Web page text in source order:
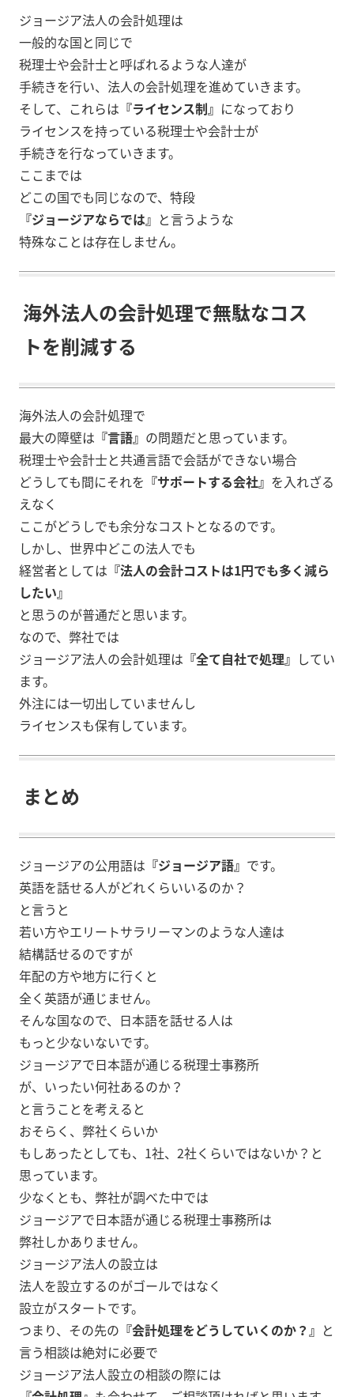
ジョージア法人の会計処理は
一般的な国と同じで
税理士や会計士と呼ばれるような人達が
手続きを行い、法人の会計処理を進めていきます。
そして、これらは 『ライセンス制』 になっており
ライセンスを持っている税理士や会計士が
手続きを行なっていきます。
ここまでは
どこの国でも同じなので、特段
『ジョージアならでは』 と言うような
特殊なことは存在しません。
海外法人の会計処理で無駄なコス
トを削減する
海外法人の会計処理で
最大の障壁は 『言語』 の問題だと思っています。
税理士や会計士と共通言語で会話ができない場合
どうしても間にそれを 『サポートする会社』 を入れざる
えなく
ここがどうしでも余分なコストとなるのです。
しかし、世界中どこの法人でも
経営者としては 『法人の会計コストは1円でも多く減ら
したい』
と思うのが普通だと思います。
なので、弊社では
ジョージア法人の会計処理は 『全て自社で処理』 してい
ます。
外注には一切出していませんし
ライセンスも保有しています。
まとめ
ジョージアの公用語は 『ジョージア語』 です。
英語を話せる人がどれくらいいるのか？
と言うと
若い方やエリートサラリーマンのような人達は
結構話せるのですが
年配の方や地方に行くと
全く英語が通じません。
そんな国なので、日本語を話せる人は
もっと少ないないです。
ジョージアで日本語が通じる税理士事務所
が、いったい何社あるのか？
と言うことを考えると
おそらく、弊社くらいか
もしあったとしても、1社、2社くらいではないか？と
思っています。
少なくとも、弊社が調べた中では
ジョージアで日本語が通じる税理士事務所は
弊社しかありません。
ジョージア法人の設立は
法人を設立するのがゴールではなく
設立がスタートです。
つまり、その先の 『会計処理をどうしていくのか？』 と
言う相談は絶対に必要で
ジョージア法人設立の相談の際には